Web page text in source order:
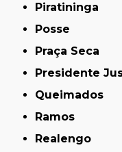
Piratininga
Posse
Praça Seca
Presidente
Queimados
Ramos
Realengo